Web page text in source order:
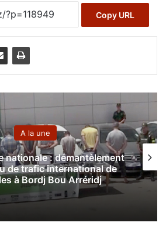
Copy URL
A la une
nationale : démantèlement
de trafic international de
à Bordj Bou Arréridj